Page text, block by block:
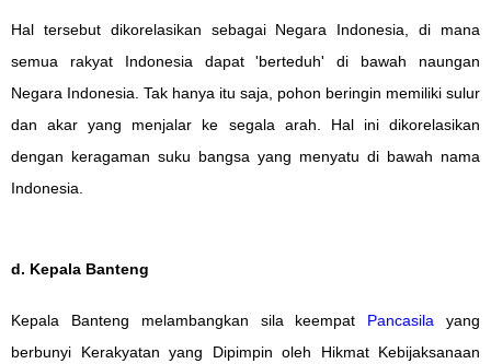
Hal tersebut dikorelasikan sebagai Negara Indonesia, di mana
semua rakyat Indonesia dapat 'berteduh' di bawah naungan
Negara Indonesia. Tak hanya itu saja, pohon beringin memiliki sulur
dan akar yang menjalar ke segala arah. Hal ini dikorelasikan
dengan keragaman suku bangsa yang menyatu di bawah nama
Indonesia.
d. Kepala Banteng
Kepala Banteng melambangkan sila keempat Pancasila yang
berbunyi Kerakyatan yang Dipimpin oleh Hikmat Kebijaksanaan